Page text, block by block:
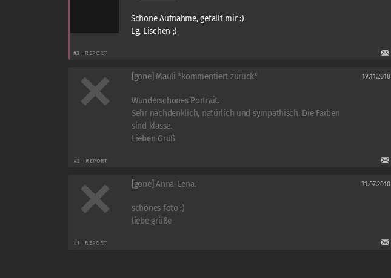
Schöne Aufnahme, gefällt mir :)
Lg, Lischen ;)
#3 REPORT
[gone] Mauli *kommentiert zurück* 19.11.2010
Wunderschönes Portrait.
Sehr nachdenklich, natürlich und sympathisch. Die Farben
sind klasse.
Lieben Gruß
#2 REPORT
[gone] Anna-Lena. 31.07.2010
schönes foto :)
liebe grüße
#1 REPORT